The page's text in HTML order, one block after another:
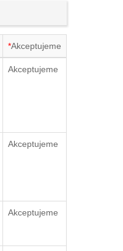
*Akceptujeme
Akceptujeme
Akceptujeme
Akceptujeme